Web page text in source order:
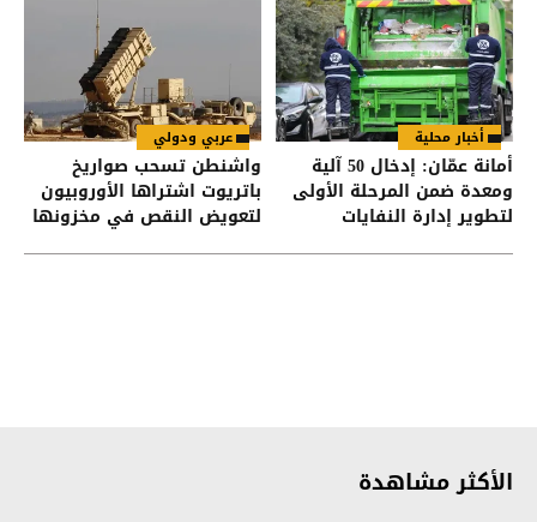
أخبار محلية
أمانة عمّان: إدخال 50 آلية
ومعدة ضمن المرحلة الأولى
لتطوير إدارة النفايات
عربي ودولي
واشنطن تسحب صواريخ
باتريوت اشتراها الأوروبيون
لتعويض النقص في مخزونها
الأكثر مشاهدة